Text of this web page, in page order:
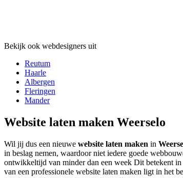
Bekijk ook webdesigners uit
Reutum
Haarle
Albergen
Fleringen
Mander
Website laten maken Weerselo
Wil jij dus een nieuwe website laten maken in
in beslag nemen, waardoor niet iedere goede
ontwikkeltijd van minder dan een week Dit betekent in
van een professionele website laten maken ligt in het